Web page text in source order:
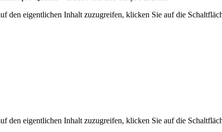
den eigentlichen Inhalt zuzugreifen, klicken Sie auf die
den eigentlichen Inhalt zuzugreifen, klicken Sie auf die